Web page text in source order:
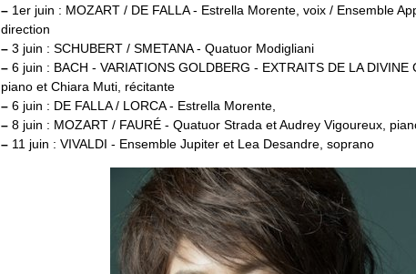
– 1er juin : MOZART / DE FALLA - Estrella Morente, voix / Ensemble
direction
– 3 juin : SCHUBERT / SMETANA - Quatuor Modigliani
– 6 juin : BACH - VARIATIONS GOLDBERG - EXTRAITS DE LA DIVINE
piano et Chiara Muti, récitante
– 6 juin : DE FALLA / LORCA - Estrella Morente,
– 8 juin : MOZART / FAURÉ - Quatuor Strada et Audrey Vigoureux,
– 11 juin : VIVALDI - Ensemble Jupiter et Lea Desandre, soprano